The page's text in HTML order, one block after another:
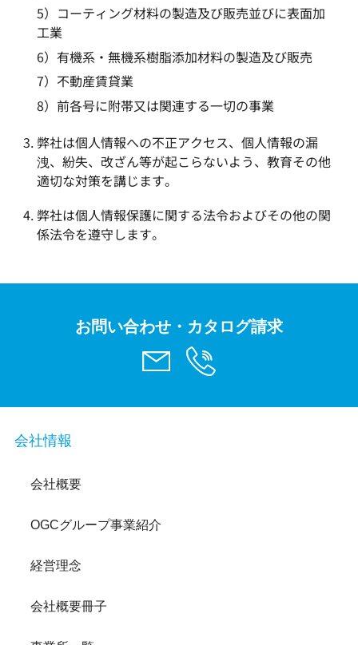
5）コーティング材料の製造及び販売並びに表面加
工業
6）有機系・無機系樹脂添加材料の製造及び販売
7）不動産賃貸業
8）前各号に附帯又は関連する一切の事業
弊社は個人情報への不正アクセス、個人情報の漏
洩、紛失、改ざん等が起こらないよう、教育その他
適切な対策を講じます。
弊社は個人情報保護に関する法令およびその他の関
係法令を遵守します。
お問い合わせ・カタログ請求
会社情報
会社概要
OGCグループ事業紹介
経営理念
会社概要冊子